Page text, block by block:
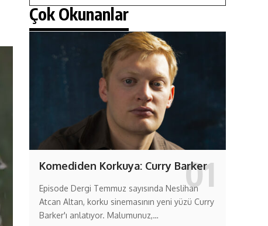
Çok Okunanlar
Komediden Korkuya: Curry Barker
Episode Dergi Temmuz sayısında Neslihan
Atcan Altan, korku sinemasının yeni yüzü Curry
Barker'ı anlatıyor. Malumunuz,…